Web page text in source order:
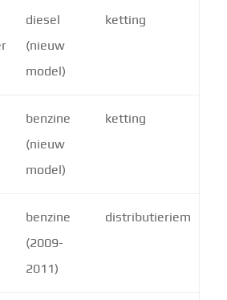
diesel
(nieuw
model)
ketting
benzine
(nieuw
model)
ketting
benzine
(2009-
2011)
distributieriem